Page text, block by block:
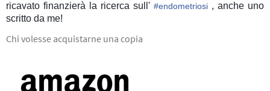
ricavato finanzierà la ricerca sull' #endometriosi , anche uno
scritto da me!
Chi volesse acquistarne una copia